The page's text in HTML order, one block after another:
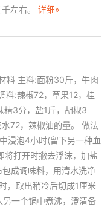
左右。 详细»
料 主料:面粉30斤，牛肉
料:辣椒72，草果12，桂
精3分，盐1斤，胡椒3
72，辣椒油酌量。 做法
浸泡4小时(留下另一种血
将打开时撇去浮沫，加盐
成调味料，用清水洗净
，取出稍冷后切成1厘米
一个锅中煮沸，澄清备